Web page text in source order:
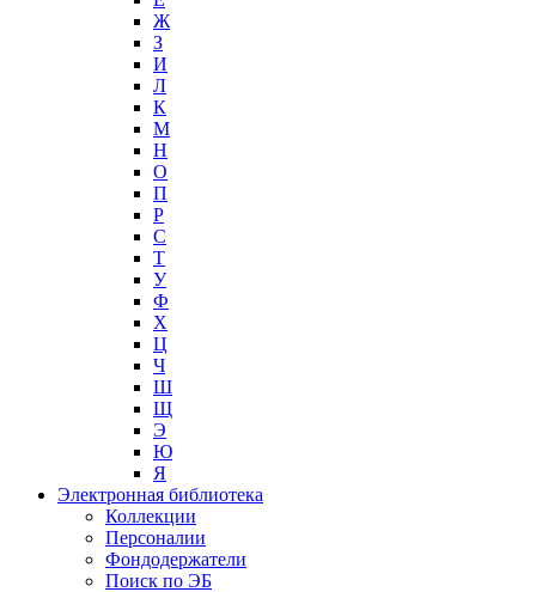
Ж
З
И
Л
К
М
Н
О
П
Р
С
Т
У
Ф
Х
Ц
Ч
Ш
Щ
Э
Ю
Я
Электронная библиотека
Коллекции
Персоналии
Фондодержатели
Поиск по ЭБ